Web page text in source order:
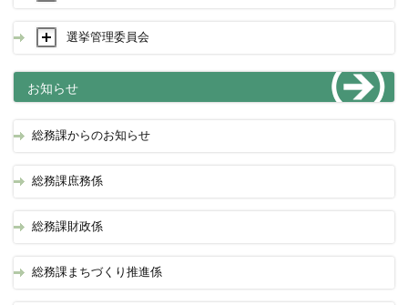
選挙管理委員会
お知らせ
総務課からのお知らせ
総務課庶務係
総務課財政係
総務課まちづくり推進係